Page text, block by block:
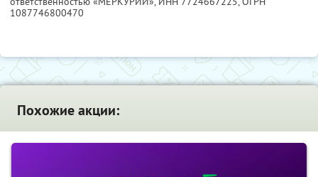
1087746800470
Похожие акции: